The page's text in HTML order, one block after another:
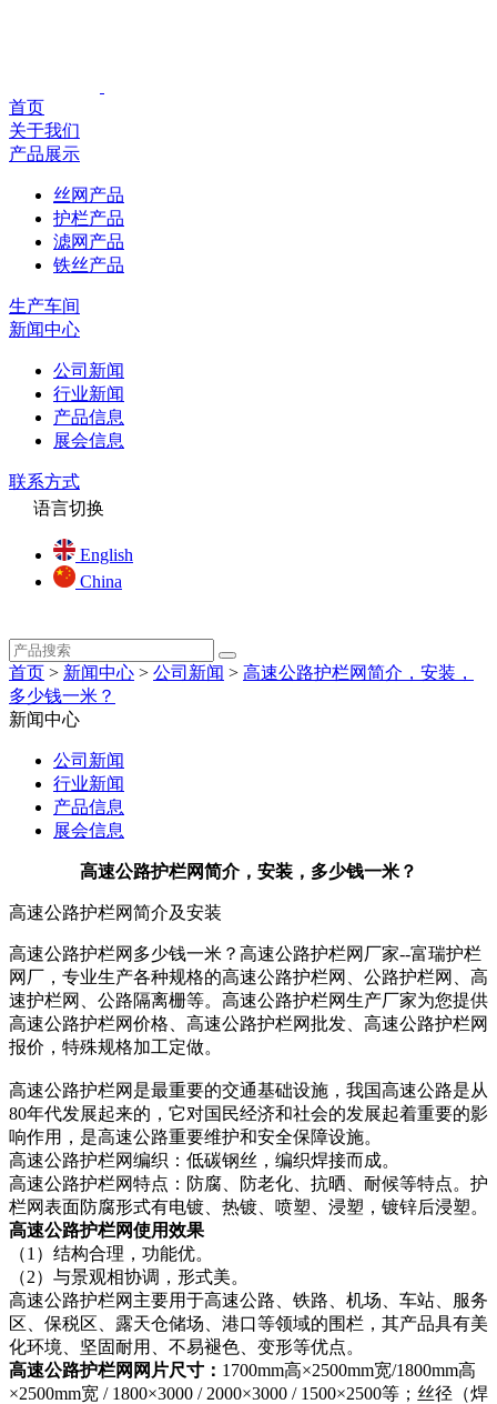
首页
关于我们
产品展示
丝网产品
护栏产品
滤网产品
铁丝产品
生产车间
新闻中心
公司新闻
行业新闻
产品信息
展会信息
联系方式
语言切换
English
China
首页 > 新闻中心 > 公司新闻 > 高速公路护栏网简介，安装，
多少钱一米？
新闻中心
公司新闻
行业新闻
产品信息
展会信息
高速公路护栏网简介，安装，多少钱一米？
高速公路护栏网简介及安装
高速公路护栏网多少钱一米？高速公路护栏网厂家--富瑞护栏
网厂，专业生产各种规格的高速公路护栏网、公路护栏网、高
速护栏网、公路隔离栅等。高速公路护栏网生产厂家为您提供
高速公路护栏网价格、高速公路护栏网批发、高速公路护栏网
报价，特殊规格加工定做。
高速公路护栏网是最重要的交通基础设施，我国高速公路是从
80年代发展起来的，它对国民经济和社会的发展起着重要的影
响作用，是高速公路重要维护和安全保障设施。
高速公路护栏网编织：低碳钢丝，编织焊接而成。
高速公路护栏网特点：防腐、防老化、抗晒、耐候等特点。护
栏网表面防腐形式有电镀、热镀、喷塑、浸塑，镀锌后浸塑。
高速公路护栏网使用效果
（1）结构合理，功能优。
（2）与景观相协调，形式美。
高速公路护栏网主要用于高速公路、铁路、机场、车站、服务
区、保税区、露天仓储场、港口等领域的围栏，其产品具有美
化环境、坚固耐用、不易褪色、变形等优点。
高速公路护栏网网片尺寸： 1700mm高×2500mm宽/1800mm高
×2500mm宽 / 1800×3000 / 2000×3000 / 1500×2500等；丝径（焊